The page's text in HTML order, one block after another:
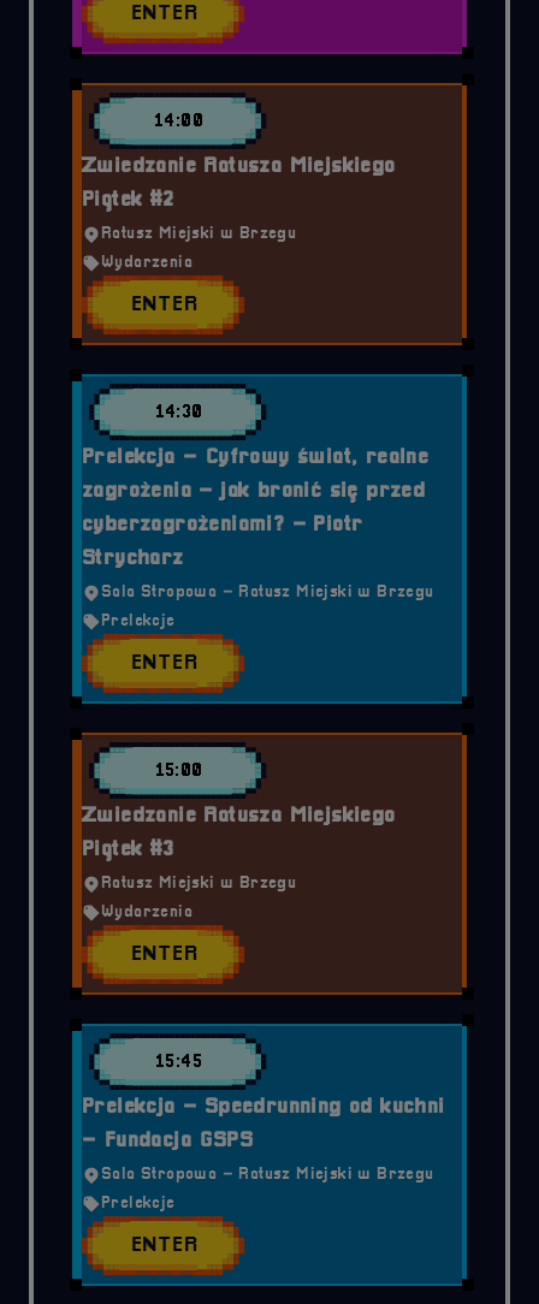
ENTER
14:00
Zwiedzanie Ratusza Miejskiego
Piątek #2
Ratusz Miejski w Brzegu
Wydarzenia
ENTER
14:30
Prelekcja – Cyfrowy świat, realne
zagrożenia – jak bronić się przed
cyberzagrożeniami? – Piotr
Strycharz
Sala Stropowa – Ratusz Miejski w Brzegu
Prelekcje
ENTER
15:00
Zwiedzanie Ratusza Miejskiego
Piątek #3
Ratusz Miejski w Brzegu
Wydarzenia
ENTER
15:45
Prelekcja – Speedrunning od kuchni
– Fundacja GSPS
Sala Stropowa – Ratusz Miejski w Brzegu
Prelekcje
ENTER